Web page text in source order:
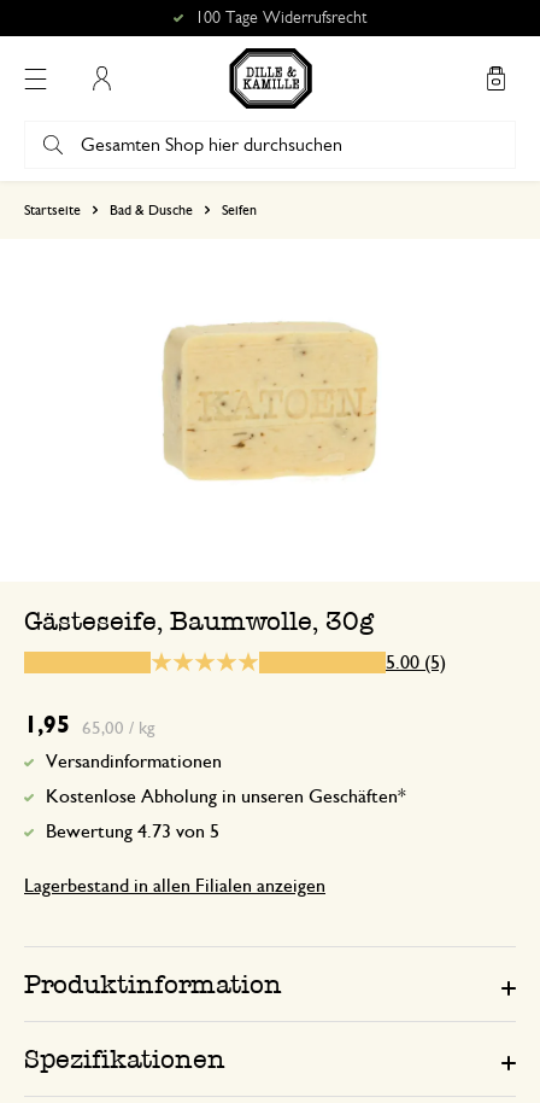
100 Tage Widerrufsrecht
Startseite Bad & Dusche Seifen
Gästeseife, Baumwolle, 30g
5.00 (5)
1,95 65,00 / kg
Versandinformationen
Kostenlose Abholung in unseren Geschäften*
Bewertung 4.73 von 5
Lagerbestand in allen Filialen anzeigen
Produktinformation
Spezifikationen
2
8. Januar 2025
14. April 2025